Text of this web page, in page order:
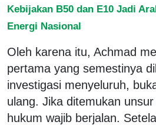
Kebijakan B50 dan E10 Jadi
Energi Nasional
Oleh karena itu, Achmad
pertama yang semestinya
investigasi menyeluruh,
ulang. Jika ditemukan
hukum wajib berjalan.